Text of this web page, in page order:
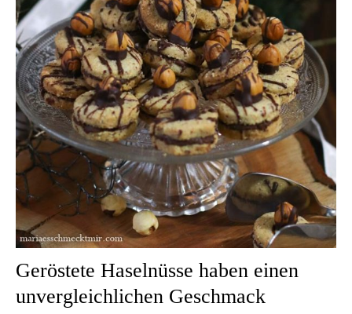
Geröstete Haselnüsse haben einen
unvergleichlichen Geschmack